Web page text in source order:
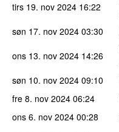
tirs 19. nov 2024 16:22
søn 17. nov 2024 03:30
ons 13. nov 2024 14:26
søn 10. nov 2024 09:10
fre 8. nov 2024 06:24
ons 6. nov 2024 00:28